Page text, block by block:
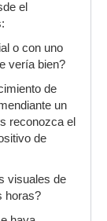
el
o con uno
vería bien?
de
un
reconozca el
de
visuales de
horas?